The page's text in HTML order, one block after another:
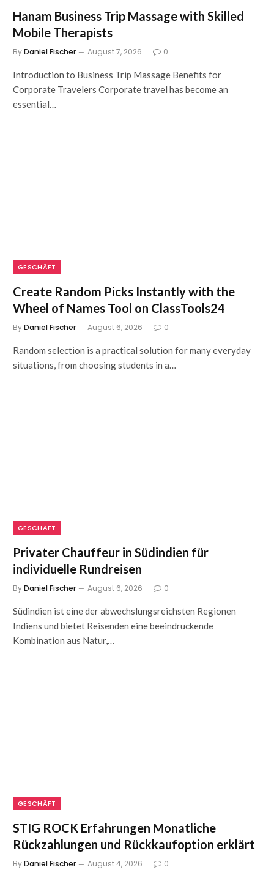
Hanam Business Trip Massage with Skilled
Mobile Therapists
ByDaniel Fischer August 7, 2026 0
Introduction to Business Trip Massage Benefits for
Corporate Travelers Corporate travel has become an
essential…
GESCHÄFT
Create Random Picks Instantly with the
Wheel of Names Tool on ClassTools24
ByDaniel Fischer August 6, 2026 0
Random selection is a practical solution for many everyday
situations, from choosing students in a…
GESCHÄFT
Privater Chauffeur in Südindien für
individuelle Rundreisen
ByDaniel Fischer August 6, 2026 0
Südindien ist eine der abwechslungsreichsten Regionen
Indiens und bietet Reisenden eine beeindruckende
Kombination aus Natur,…
GESCHÄFT
STIG ROCK Erfahrungen Monatliche
Rückzahlungen und Rückkaufoption erklärt
ByDaniel Fischer August 4, 2026 0